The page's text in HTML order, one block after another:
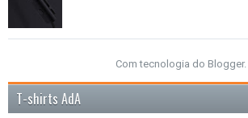
Com tecnologia do Blogger.
T-shirts AdA